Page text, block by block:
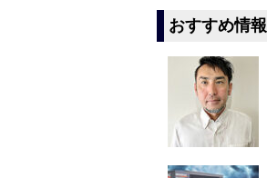
おすすめ情報